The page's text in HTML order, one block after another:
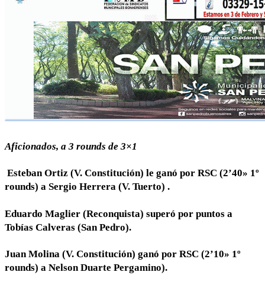
Aficionados, a 3 rounds de 3×1
Esteban Ortiz (V. Constitución) le ganó por RSC (2’40» 1º
rounds) a Sergio Herrera (V. Tuerto) .
Eduardo Maglier (Reconquista) superó por puntos a
Tobías Calveras (San Pedro).
Juan Molina (V. Constitución) ganó por RSC (2’10» 1º
rounds) a Nelson Duarte Pergamino).